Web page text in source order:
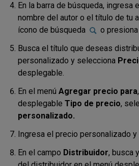
En la barra de búsqueda, ingresa
nombre del autor o el título de tu
ícono de búsqueda
o
Busca el título que deseas
personalizado y selecciona
desplegable.
En el menú Agregar precio para
desplegable Tipo de precio,
personalizado.
Ingresa el precio personalizado
En el campo Distribuidor, busca